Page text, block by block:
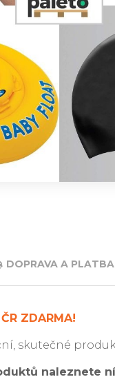
DOPRAVA A PLATBA
ZDARMA!
skutečné
naleznete